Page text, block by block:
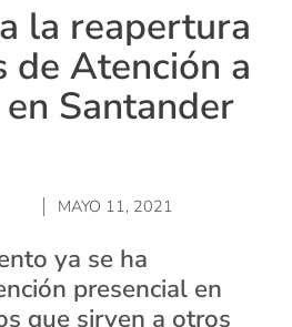
la reapertura
de Atención a
Santander
MAYO 11, 2021
ya se ha
presencial en
que sirven a otros